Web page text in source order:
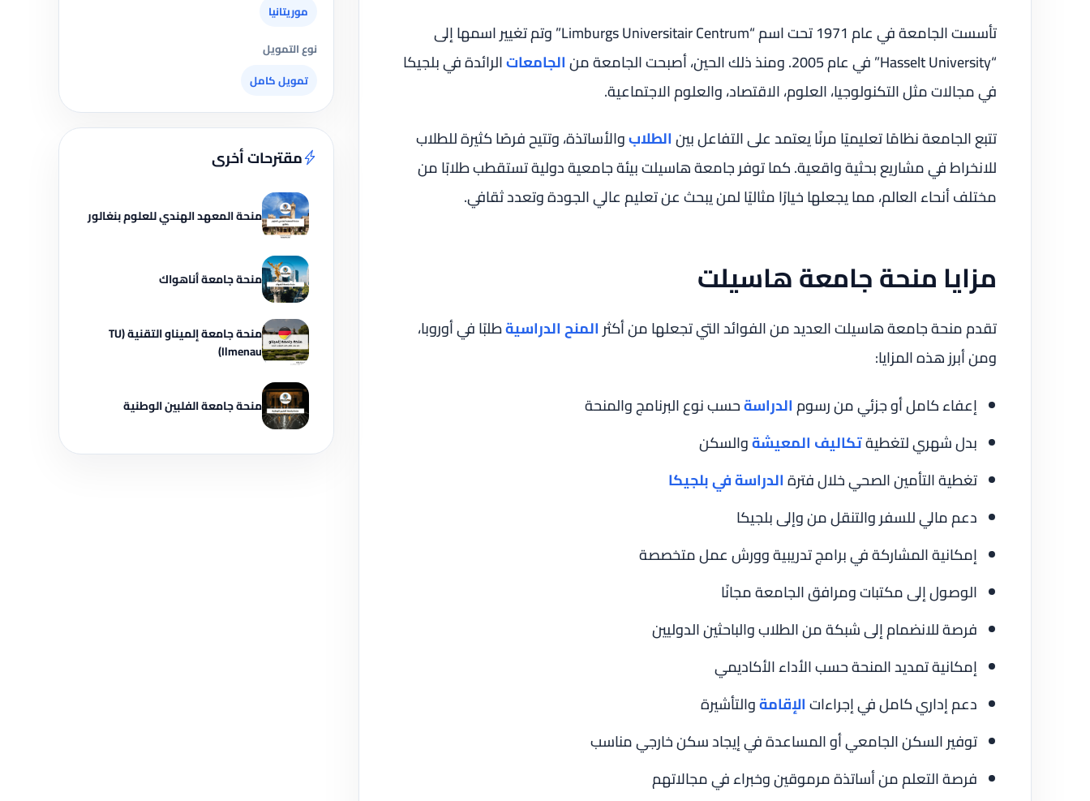
تأسست الجامعة في عام 1971 تحت اسم “Limburgs Universitair Centrum” وتم تغيير اسمها إلى
“Hasselt University” في عام 2005. ومنذ ذلك الحين، أصبحت الجامعة من
الجامعاتالرائدة في بلجيكا
في مجالات مثل التكنولوجيا، العلوم، الاقتصاد، والعلوم الاجتماعية.
تتبع الجامعة نظامًا تعليميًا مرنًا يعتمد على التفاعل بينالطلابوالأساتذة، وتتيح فرصًا كثيرة للطلاب
للانخراط في مشاريع بحثية واقعية. كما توفر جامعة هاسيلت بيئة جامعية دولية تستقطب طلابًا من
مختلف أنحاء العالم، مما يجعلها خيارًا مثاليًا لمن يبحث عن تعليم عالي الجودة وتعدد ثقافي.
مزايا منحة جامعة هاسيلت
تقدم منحة جامعة هاسيلت العديد من الفوائد التي تجعلها من أكثرالمنح الدراسيةطلبًا في أوروبا،
ومن أبرز هذه المزايا:
إعفاء كامل أو جزئي من رسومالدراسةحسب نوع البرنامج والمنحة
بدل شهري لتغطيةتكاليف المعيشةوالسكن
تغطية التأمين الصحي خلال فترةالدراسة في بلجيكا
دعم مالي للسفر والتنقل من وإلى بلجيكا
إمكانية المشاركة في برامج تدريبية وورش عمل متخصصة
الوصول إلى مكتبات ومرافق الجامعة مجانًا
فرصة للانضمام إلى شبكة من الطلاب والباحثين الدوليين
إمكانية تمديد المنحة حسب الأداء الأكاديمي
دعم إداري كامل في إجراءاتالإقامةوالتأشيرة
توفير السكن الجامعي أو المساعدة في إيجاد سكن خارجي مناسب
فرصة التعلم من أساتذة مرموقين وخبراء في مجالاتهم
موريتانيا
نوع التمويل
تمويل كامل
مقترحات أخرى
منحة المعهد الهندي للعلوم بنغالور
منحة جامعة أناهواك
منحة جامعة إلميناو التقنية (TU
Ilmenau)
منحة جامعة الفلبين الوطنية